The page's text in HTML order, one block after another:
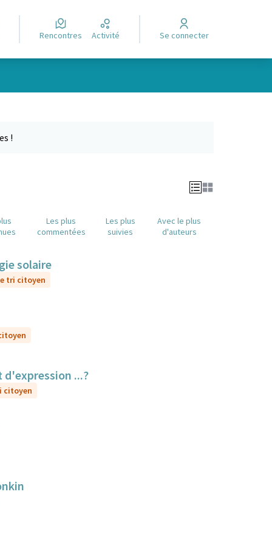
Rencontres Activité Se connecter
!
Les plus
commentées
Les plus
suivies
Avec le plus
d'auteurs
solaire
tri citoyen
d'expression ...?
citoyen